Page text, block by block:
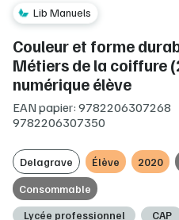
Lib Manuels
Couleur et forme
Métiers de la coiffure
numérique élève
EAN papier: 9782206307268
9782206307350
Delagrave Élève 2020
Consommable
Lycée professionnel
CAP